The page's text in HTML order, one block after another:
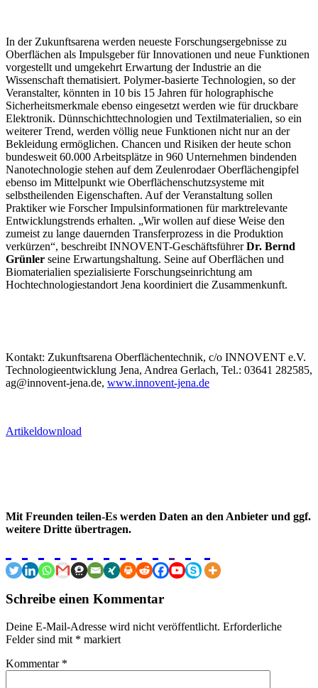
In der Zukunftsarena werden neueste Forschungsergebnisse zu
Oberflächen als Impulsgeber für Innovationen und neue Funktionen
vorgestellt und umgekehrt Erwartung der Industrie an die
Wissenschaft thematisiert. Polymer-basierte Technologien, so der
Veranstalter, könnten in 10 bis 15 Jahren für holographische
Sicherheitsmerkmale ebenso eingesetzt werden wie für druckbare
Elektronik. Dünnschichttechnologien und Textilmaterialien, so ein
weiterer Trend, werden völlig neue Funktionen nicht nur an der
Bekleidung ermöglichen. Chancen und Risiken der heute schon
bundesweit 60.000 Arbeitsplätze in 960 Unternehmen bindenden
Nanotechnologie stehen auf dem Zeulenrodaer Oberflächengipfel
ebenso im Mittelpunkt wie Oberflächenschutzsysteme mit
selbstheilenden Eigenschaften. Auf der Veranstaltung sollen
Praktiker wie Forscher Impulsinformationen für marktrelevante
Entwicklungstrends erhalten. „Wir wollen auf diese Weise den
zumeist zu lange dauernden Transferprozess in die Produktion
verkürzen“, beschreibt INNOVENT-GeschäftsführerDr. Bernd
Grünler seine Erwartungshaltung. Seine auf Oberflächen und
Biomaterialien spezialisierte Forschungseinrichtung am
Hochtechnologiestandort Jena koordiniert die Zusammenkunft.
Kontakt: Zukunftsarena Oberflächentechnik, c/o INNOVENT e.V.
Technologieentwicklung Jena, Andrea Gerlach, Tel.: 03641 282585,
ag@innovent-jena.de, www.innovent-jena.de
Artikeldownload
Mit Freunden teilen-Es werden Daten an den Anbieter und ggf.
weitere Dritte übertragen.
Schreibe einen Kommentar
Deine E-Mail-Adresse wird nicht veröffentlicht. Erforderliche
Felder sind mit * markiert
Kommentar *